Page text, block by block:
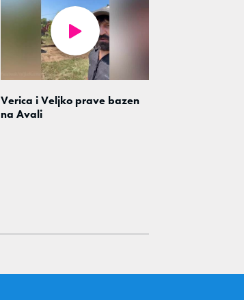
Verica i Veljko prave bazen
na Avali